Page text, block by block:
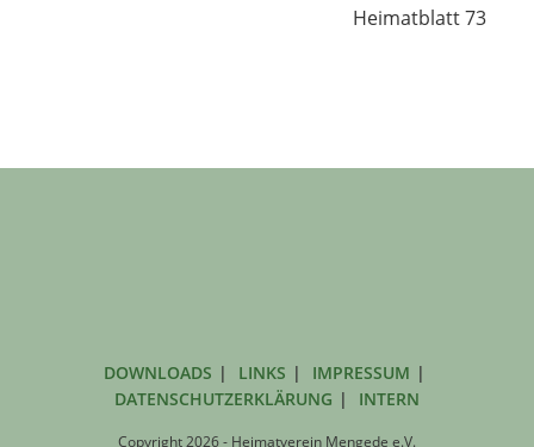
Heimatblatt 73
DOWNLOADS LINKS
IMPRESSUM
DATENSCHUTZERKLÄRUNG
INTERN
Copyright 2026 - Heimatverein Mengede e.V.